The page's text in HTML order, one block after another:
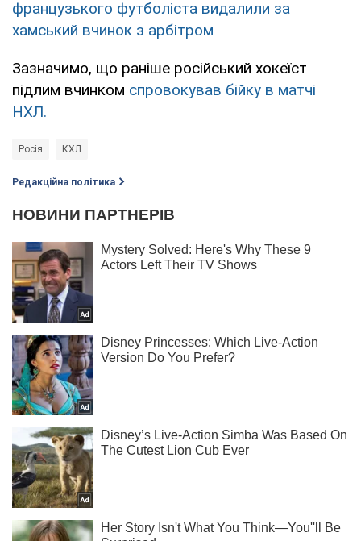
французького футболіста видалили за
хамський вчинок з арбітром
Зазначимо, що раніше російський хокеїст
підлим вчинком спровокував бійку в матчі
НХЛ.
Росія КХЛ
Редакційна політика